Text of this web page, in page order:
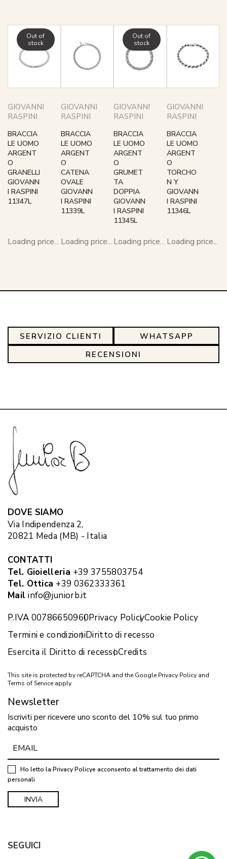
GIOVANNI
RASPINI
Out of
stock
BRACCIA
LE UOMO
ARGENT
O
GRANELLI
GIOVANN
I RASPINI
11347L
Loading price...
GIOVANNI
RASPINI
BRACCIA
LE UOMO
ARGENT
O
CATENA
OVALE
GIOVANN
I RASPINI
11339L
Loading price...
GIOVANNI
RASPINI
Out of
stock
BRACCIA
LE UOMO
ARGENT
O
GRUMET
TA
DOPPIA
GIOVANN
I RASPINI
11345L
Loading price...
GIOVANNI
RASPINI
BRACCIA
LE UOMO
ARGENT
O
TORCHO
N Y
GIOVANN
I RASPINI
11346L
Loading price...
SERVIZIO CLIENTI
WHATSAPP
RECENSIONI
DOVE SIAMO
Via Indipendenza 2,
20821 Meda (MB) - Italia
CONTATTI
Tel. Gioielleria +39 3755803754
Tel. Ottica +39 0362333361
Mail info@juniorb.it
P.IVA 00786650960Privacy PolicyCookie Policy
Termini e condizioniDiritto di recesso
Esercita il Diritto di recessoCredits
This site is protected by reCAPTCHA and the Google Privacy Policy and
Terms of Service apply.
Newsletter
Iscriviti per ricevere uno sconto del 10% sul tuo primo
acquisto
Ho letto la Privacy Policye acconsento al trattamento dei dati
personali
SEGUICI